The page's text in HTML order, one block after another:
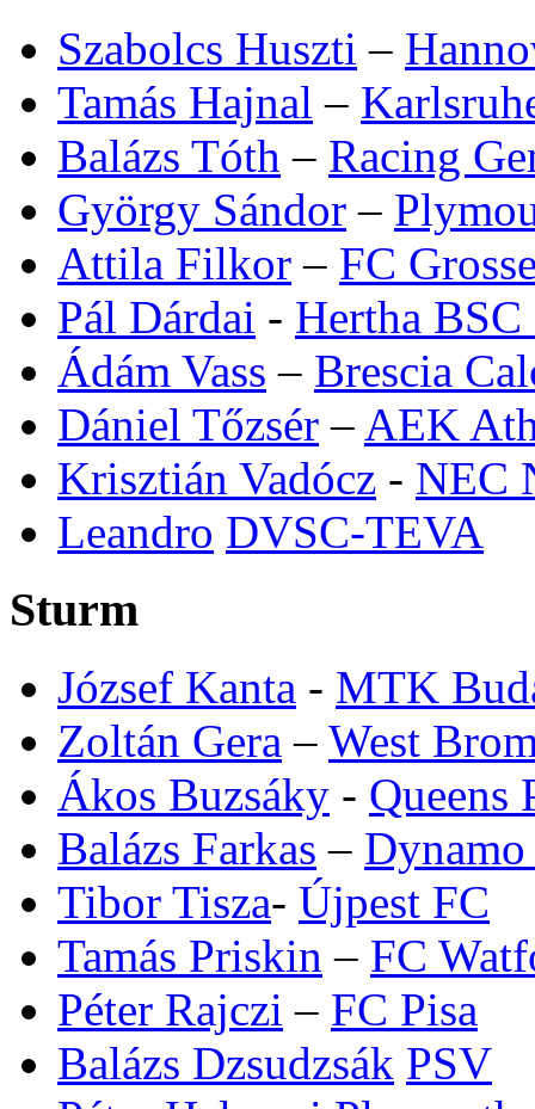
Szabolcs Huszti –
Tamás Hajnal –
Balázs Tóth – Racing
György Sándor –
Attila Filkor – FC
Pál Dárdai - Hertha
Ádám Vass – Brescia
Dániel Tőzsér – AEK
Krisztián Vadócz - NEC
Leandro DVSC-TEVA
Sturm
József Kanta - MTK
Zoltán Gera – West
Ákos Buzsáky - Queens
Balázs Farkas –
Tibor Tisza- Újpest FC
Tamás Priskin – FC
Péter Rajczi – FC Pisa
Balázs Dzsudzsák PSV